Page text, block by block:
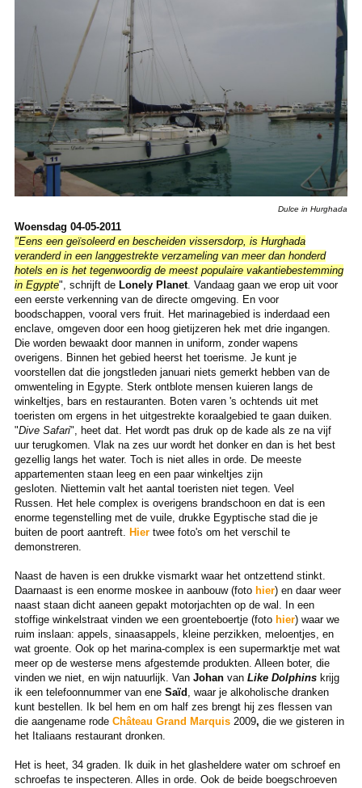
Dulce in Hurghada
Woensdag 04-05-2011
"Eens een geïsoleerd en bescheiden vissersdorp, is Hurghada
veranderd in een langgestrekte verzameling van meer dan honderd
hotels en is het tegenwoordig de meest populaire vakantiebestemming
in Egypte", schrijft de Lonely Planet. Vandaag gaan we erop uit voor
een eerste verkenning van de directe omgeving. En voor
boodschappen, vooral vers fruit. Het marinagebied is inderdaad een
enclave, omgeven door een hoog gietijzeren hek met drie ingangen.
Die worden bewaakt door mannen in uniform, zonder wapens
overigens. Binnen het gebied heerst het toerisme. Je kunt je
voorstellen dat die jongstleden januari niets gemerkt hebben van de
omwenteling in Egypte. Sterk ontblote mensen kuieren langs de
winkeltjes, bars en restauranten. Boten varen 's ochtends uit met
toeristen om ergens in het uitgestrekte koraalgebied te gaan duiken.
"Dive Safari", heet dat. Het wordt pas druk op de kade als ze na vijf
uur terugkomen. Vlak na zes uur wordt het donker en dan is het best
gezellig langs het water. Toch is niet alles in orde. De meeste
appartementen staan leeg en een paar winkeltjes zijn
gesloten. Niettemin valt het aantal toeristen niet tegen. Veel
Russen. Het hele complex is overigens brandschoon en dat is een
enorme tegenstelling met de vuile, drukke Egyptische stad die je
buiten de poort aantreft. Hiertwee foto's om het verschil te
demonstreren.
Naast de haven is een drukke vismarkt waar het ontzettend stinkt.
Daarnaast is een enorme moskee in aanbouw (foto hier) en daar weer
naast staan dicht aaneen gepakt motorjachten op de wal. In een
stoffige winkelstraat vinden we een groenteboertje (foto hier) waar we
ruim inslaan: appels, sinaasappels, kleine perzikken, meloentjes, en
wat groente. Ook op het marina-complex is een supermarktje met wat
meer op de westerse mens afgestemde produkten. Alleen boter, die
vinden we niet, en wijn natuurlijk. Van Johanvan Like Dolphinskrijg
ik een telefoonnummer van ene Saïd , waar je alkoholische dranken
kunt bestellen. Ik bel hem en om half zes brengt hij zes flessen van
die aangename rode Château Grand Marquis 2009, die we gisteren in
het Italiaans restaurant dronken.
Het is heet, 34 graden. Ik duik in het glasheldere water om schroef en
schroefas te inspecteren. Alles in orde. Ook de beide boegschroeven